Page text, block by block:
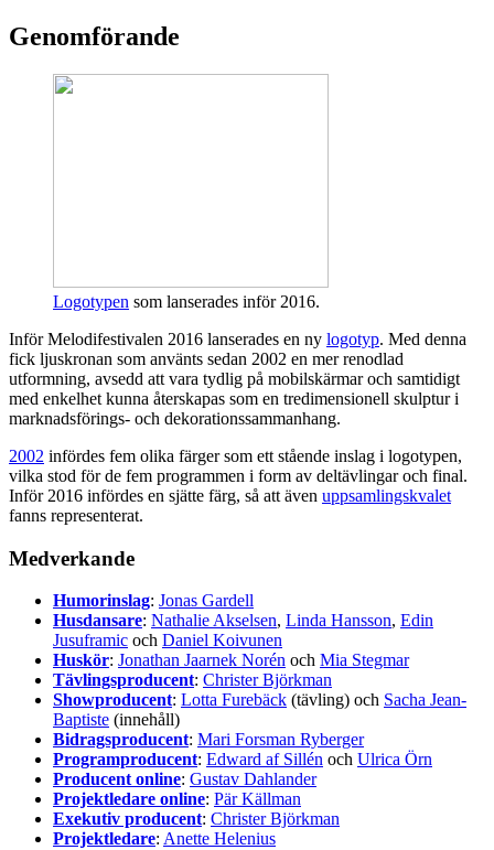
Genomförande
Logotypen som lanserades inför 2016.
Inför Melodifestivalen 2016 lanserades en ny logotyp. Med denna
fick ljuskronan som använts sedan 2002 en mer renodlad
utformning, avsedd att vara tydlig på mobilskärmar och samtidigt
med enkelhet kunna återskapas som en tredimensionell skulptur i
marknadsförings- och dekorationssammanhang.
2002 infördes fem olika färger som ett stående inslag i logotypen,
vilka stod för de fem programmen i form av deltävlingar och final.
Inför 2016 infördes en sjätte färg, så att även uppsamlingskvalet
fanns representerat.
Medverkande
Humorinslag: Jonas Gardell
Husdansare: Nathalie Akselsen, Linda Hansson, Edin
Jusuframic och Daniel Koivunen
Huskör: Jonathan Jaarnek Norén och Mia Stegmar
Tävlingsproducent: Christer Björkman
Showproducent: Lotta Furebäck (tävling) och Sacha Jean-
Baptiste (innehåll)
Bidragsproducent: Mari Forsman Ryberger
Programproducent: Edward af Sillén och Ulrica Örn
Producent online: Gustav Dahlander
Projektledare online: Pär Källman
Exekutiv producent: Christer Björkman
Projektledare: Anette Helenius